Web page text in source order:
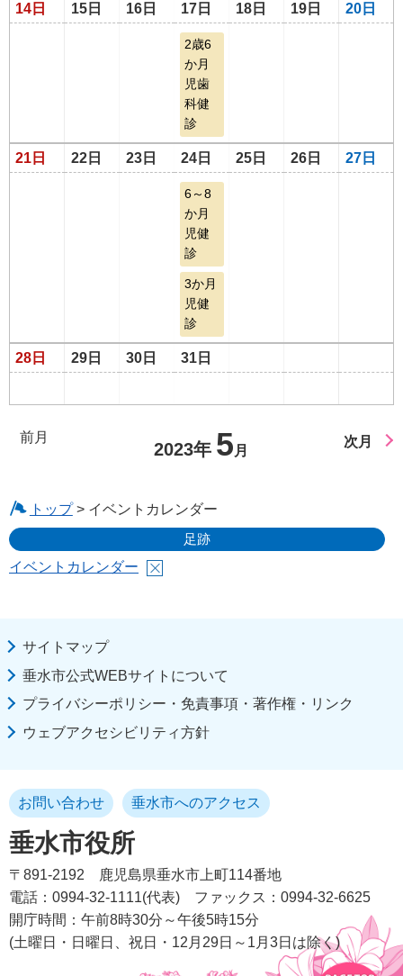
14日 15日 16日 17日 18日 19日 20日
2歳6
か月
児歯
科健
診
21日 22日 23日 24日 25日 26日 27日
6～8
か月
児健
診
3か月
児健
診
28日 29日 30日 31日
前月
2023年 5 月
次月
トップ> イベントカレンダー
足跡
イベントカレンダー
サイトマップ
垂水市公式WEBサイトについて
プライバシーポリシー・免責事項・著作権・リンク
ウェブアクセシビリティ方針
垂水市役所
お問い合わせ 垂水市へのアクセス
〒891-2192
鹿児島県垂水市上町114番地
電話：0994-32-1111(代表)
ファックス：0994-32-6625
開庁時間：午前8時30分～午後5時15分
(土曜日・日曜日、祝日・12月29日～1月3日は除く)